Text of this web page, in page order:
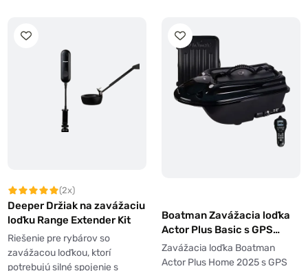
(2x)
Deeper Držiak na zavážaciu
loďku Range Extender Kit
Riešenie pre rybárov so
zavážacou loďkou, ktorí
potrebujú silné spojenie s
Boatman Zavážacia loďka
Actor Plus Basic s GPS
funkciou Home Čierna
Zavážacia loďka Boatman
Actor Plus Home 2025 s GPS